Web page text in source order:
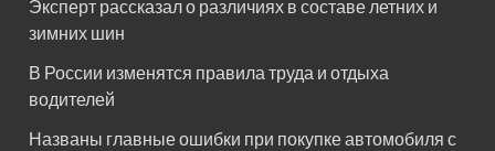
Эксперт рассказал о различиях в составе летних и
зимних шин
В России изменятся правила труда и отдыха
водителей
Названы главные ошибки при покупке автомобиля с